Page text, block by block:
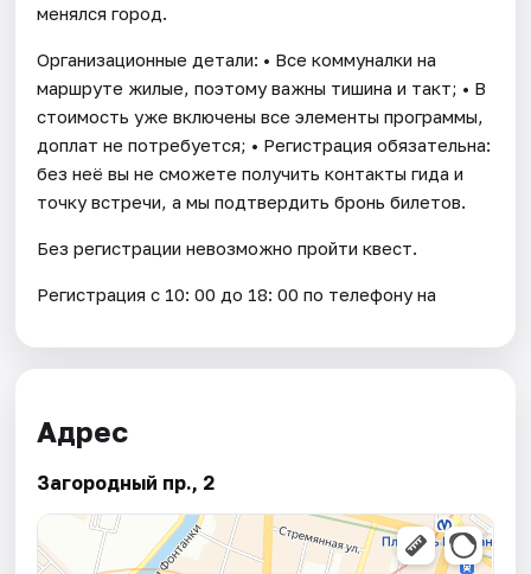
менялся город.
Организационные детали: • Все коммуналки на
маршруте жилые, поэтому важны тишина и такт; • В
стоимость уже включены все элементы программы,
доплат не потребуется; • Регистрация обязательна:
без неё вы не сможете получить контакты гида и
точку встречи, а мы подтвердить бронь билетов.
Без регистрации невозможно пройти квест.
Регистрация с 10: 00 до 18: 00 по телефону на
Адрес
Загородный пр., 2